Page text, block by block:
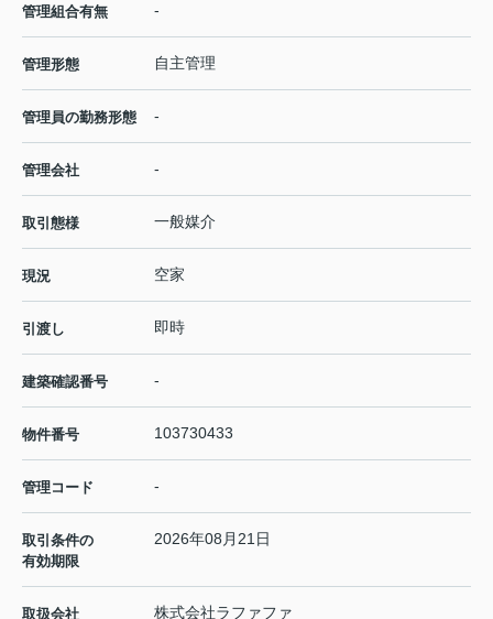
管理組合有無 -
管理形態 自主管理
管理員の勤務形態 -
管理会社 -
取引態様 一般媒介
現況 空家
引渡し 即時
建築確認番号 -
物件番号 103730433
管理コード -
取引条件の
有効期限
2026年08月21日
取扱会社 株式会社ラファファ